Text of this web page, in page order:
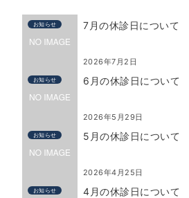
お知らせ 7月の休診日について
2026年7月2日
お知らせ 6月の休診日について
2026年5月29日
お知らせ 5月の休診日について
2026年4月25日
お知らせ 4月の休診日について